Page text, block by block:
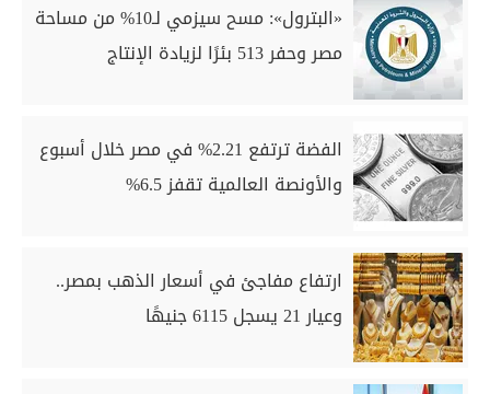
«البترول»: مسح سيزمي لـ10% من مساحة
مصر وحفر 513 بئرًا لزيادة الإنتاج
الفضة ترتفع 2.21% في مصر خلال أسبوع
والأونصة العالمية تقفز 6.5%
ارتفاع مفاجئ في أسعار الذهب بمصر..
وعيار 21 يسجل 6115 جنيهًا